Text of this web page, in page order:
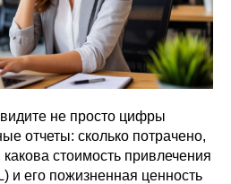
не просто цифры
отчеты: сколько потрачено,
какова стоимость привлечения
и его пожизненная ценность